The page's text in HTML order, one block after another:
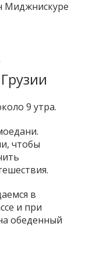
Миджнискуре
9 утра.
чтобы
в
и при
обеденный